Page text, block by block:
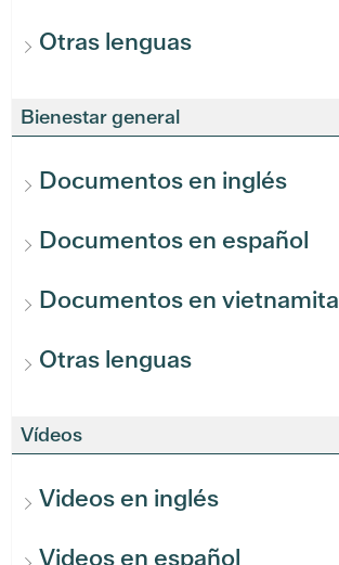
Otras lenguas
Bienestar general
Documentos en inglés
Documentos en español
Documentos en vietnamita
Otras lenguas
Vídeos
Videos en inglés
Videos en español